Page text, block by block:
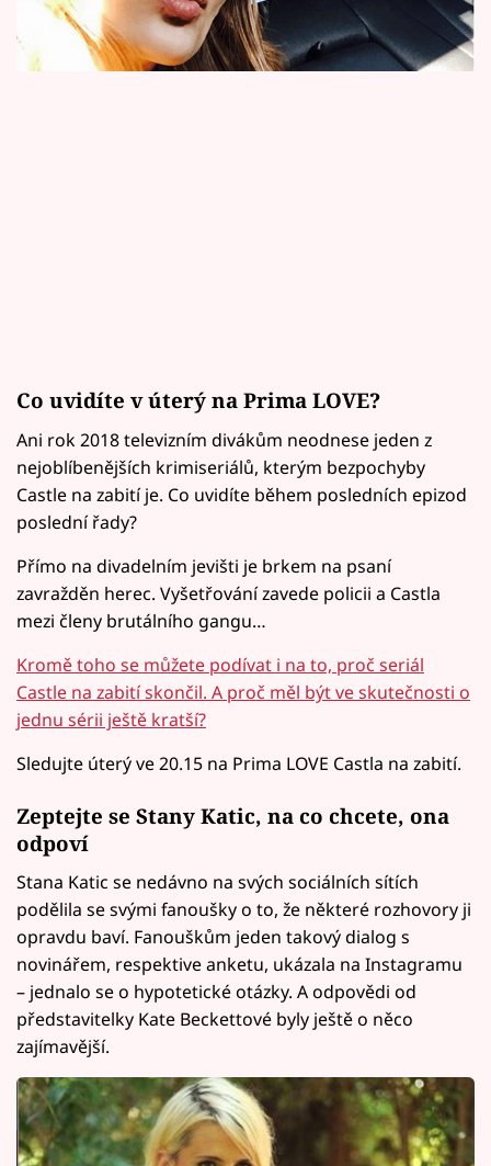
Sledujte prima+
Co uvidíte v úterý na Prima LOVE?
Ani rok 2018 televizním divákům neodnese jeden z
nejoblíbenějších krimiseriálů, kterým bezpochyby
Castle na zabití je. Co uvidíte během posledních epizod
poslední řady?
Přímo na divadelním jevišti je brkem na psaní
zavražděn herec. Vyšetřování zavede policii a Castla
mezi členy brutálního gangu…
Kromě toho se můžete podívat i na to, proč seriál
Castle na zabití skončil. A proč měl být ve skutečnosti o
jednu sérii ještě kratší?
Sledujte úterý ve 20.15 na Prima LOVE Castla na zabití.
Zeptejte se Stany Katic, na co chcete, ona
odpoví
Stana Katic se nedávno na svých sociálních sítích
podělila se svými fanoušky o to, že některé rozhovory ji
opravdu baví. Fanouškům jeden takový dialog s
novinářem, respektive anketu, ukázala na Instagramu
– jednalo se o hypotetické otázky. A odpovědi od
představitelky Kate Beckettové byly ještě o něco
zajímavější.